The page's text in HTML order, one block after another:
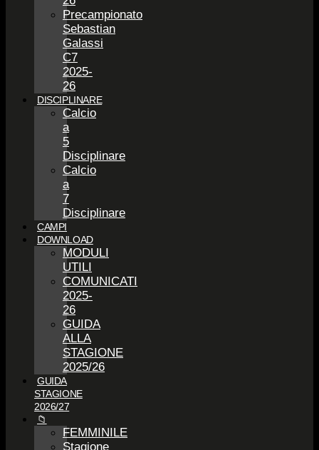
Precampionato
Sebastian
Galassi
C7
2025-
26
DISCIPLINARE
Calcio
a
5
Disciplinare
Calcio
a
7
Disciplinare
CAMPI
DOWNLOAD
MODULI
UTILI
COMUNICATI
2025-
26
GUIDA
ALLA
STAGIONE
2025/26
GUIDA
STAGIONE
2026/27
📁
FEMMINILE
Stagione